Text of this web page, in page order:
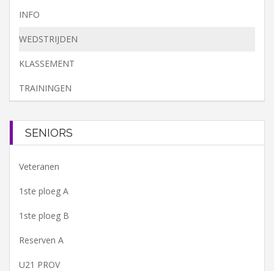
INFO
WEDSTRIJDEN
KLASSEMENT
TRAININGEN
SENIORS
Veteranen
1ste ploeg A
1ste ploeg B
Reserven A
U21 PROV